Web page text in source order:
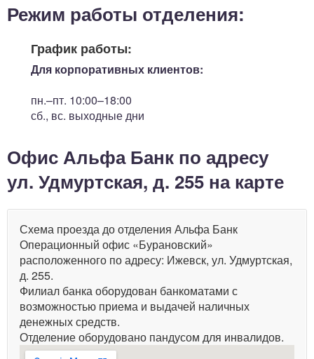
Режим работы отделения:
График работы:
Для корпоративных клиентов:
пн.–пт. 10:00–18:00
сб., вс. выходные дни
Офис Альфа Банк по адресу
ул. Удмуртская, д. 255 на карте
Схема проезда до отделения Альфа Банк
Операционный офис «Бурановский»
расположенного по адресу: Ижевск, ул. Удмуртская,
д. 255.
Филиал банка оборудован банкоматами с
возможностью приема и выдачей наличных
денежных средств.
Отделение оборудовано пандусом для инвалидов.